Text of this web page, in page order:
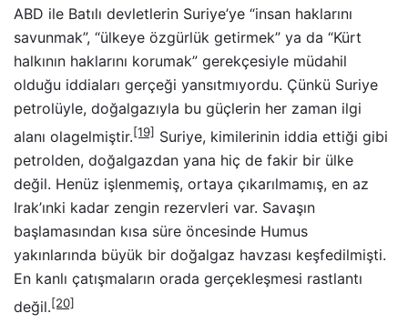
ABD ile Batılı devletlerin Suriye’ye “insan haklarını
savunmak”, “ülkeye özgürlük getirmek” ya da “Kürt
halkının haklarını korumak” gerekçesiyle müdahil
olduğu iddiaları gerçeği yansıtmıyordu. Çünkü Suriye
petrolüyle, doğalgazıyla bu güçlerin her zaman ilgi
alanı olagelmiştir.[19] Suriye, kimilerinin iddia ettiği gibi
petrolden, doğalgazdan yana hiç de fakir bir ülke
değil. Henüz işlenmemiş, ortaya çıkarılmamış, en az
Irak’ınki kadar zengin rezervleri var. Savaşın
başlamasından kısa süre öncesinde Humus
yakınlarında büyük bir doğalgaz havzası keşfedilmişti.
En kanlı çatışmaların orada gerçekleşmesi rastlantı
değil.[20]